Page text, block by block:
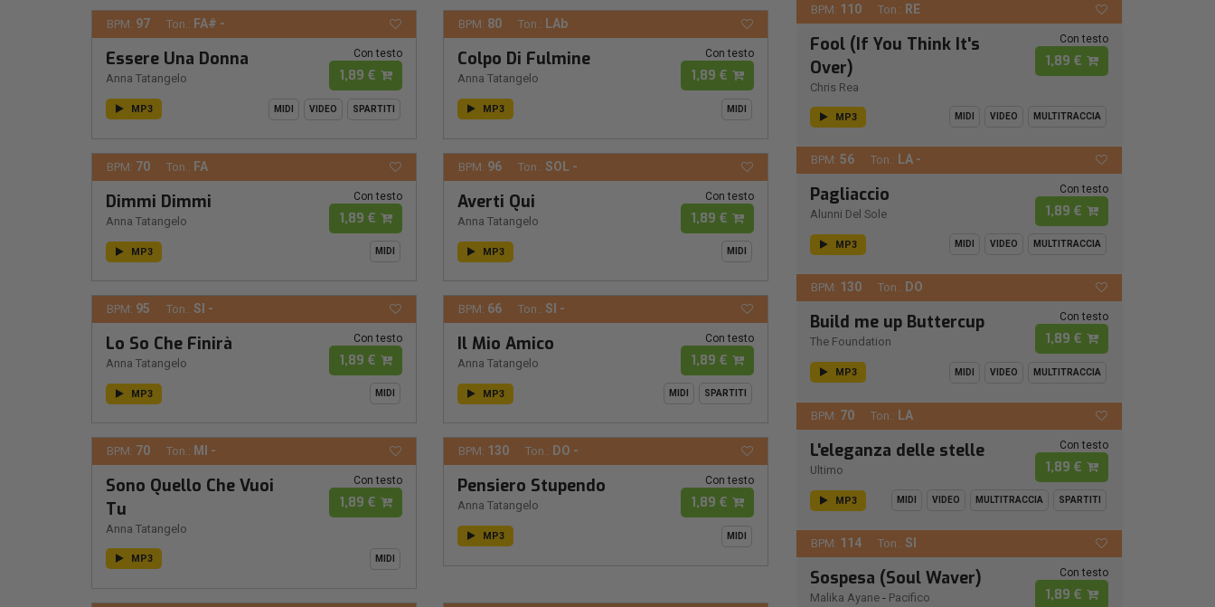
BPM: 97 Ton.: FA# -
Essere Una Donna
Anna Tatangelo
Con testo
1,89 €
MP3 MIDI VIDEO SPARTITI
BPM: 80 Ton.: LAb
Colpo Di Fulmine
Anna Tatangelo
Con testo
1,89 €
MP3 MIDI
BPM: 70 Ton.: FA
Dimmi Dimmi
Anna Tatangelo
Con testo
1,89 €
MP3 MIDI
BPM: 96 Ton.: SOL -
Averti Qui
Anna Tatangelo
Con testo
1,89 €
MP3 MIDI
BPM: 95 Ton.: SI -
Lo So Che Finirà
Anna Tatangelo
Con testo
1,89 €
MP3 MIDI
BPM: 66 Ton.: SI -
Il Mio Amico
Anna Tatangelo
Con testo
1,89 €
MP3 MIDI SPARTITI
BPM: 70 Ton.: MI -
Sono Quello Che Vuoi
Tu
Anna Tatangelo
Con testo
1,89 €
MP3 MIDI
BPM: 130 Ton.: DO -
Pensiero Stupendo
Anna Tatangelo
Con testo
1,89 €
MP3 MIDI
BPM: 110 Ton.: RE
Fool (If You Think It's
Over)
Chris Rea
Con testo
1,89 €
MP3 MIDI VIDEO MULTITRACCIA
BPM: 56 Ton.: LA -
Pagliaccio
Alunni Del Sole
Con testo
1,89 €
MP3 MIDI VIDEO MULTITRACCIA
BPM: 130 Ton.: DO
Build me up Buttercup
The Foundation
Con testo
1,89 €
MP3 MIDI VIDEO MULTITRACCIA
BPM: 70 Ton.: LA
L'eleganza delle stelle
Ultimo
Con testo
1,89 €
MP3 MIDI VIDEO MULTITRACCIA SPARTITI
BPM: 114 Ton.: SI
Sospesa (Soul Waver)
Malika Ayane - Pacifico
Con testo
1,89 €